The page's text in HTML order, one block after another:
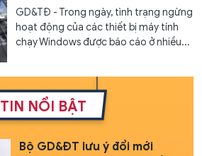
GD&TĐ - Trong ngày, tình trạng ngừng
hoạt động của các thiết bị máy tính
chạy Windows được báo cáo ở nhiều...
TIN NỔI BẬT
Bộ GD&ĐT lưu ý đổi mới